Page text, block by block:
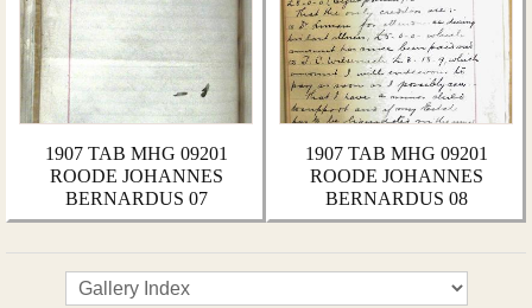
1907 TAB MHG 09201
ROODE JOHANNES
BERNARDUS 07
1907 TAB MHG 09201
ROODE JOHANNES
BERNARDUS 08